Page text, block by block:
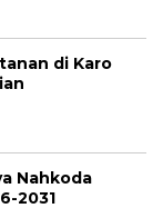
di Karo
Nahkoda
2031